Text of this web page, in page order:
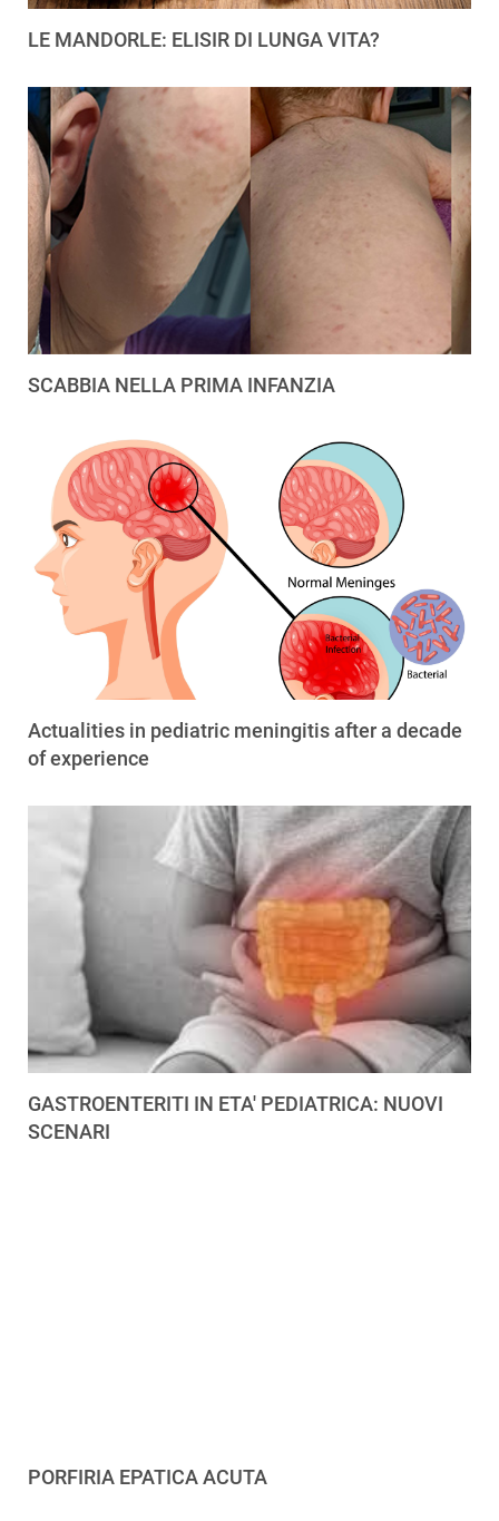
LE MANDORLE: ELISIR DI LUNGA VITA?
SCABBIA NELLA PRIMA INFANZIA
Actualities in pediatric meningitis after a decade
of experience
GASTROENTERITI IN ETA' PEDIATRICA: NUOVI
SCENARI
PORFIRIA EPATICA ACUTA